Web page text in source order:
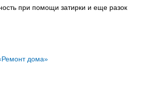
при помощи затирки и еще разок
дома»